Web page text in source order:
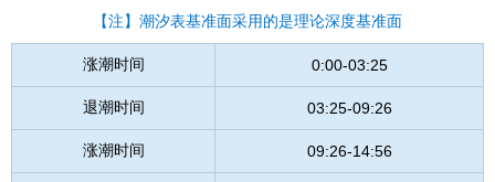
【注】潮汐表基准面采用的是理论深度基准面
涨潮时间 0:00-03:25
退潮时间 03:25-09:26
涨潮时间 09:26-14:56